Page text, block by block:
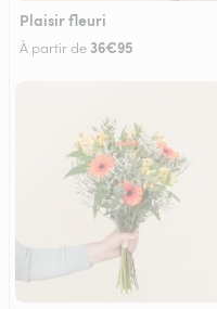
Plaisir fleuri
À partir de 36€95